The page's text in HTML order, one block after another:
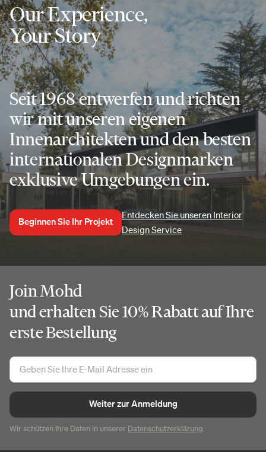
Our Experience,
Your Story
Seit 1968 entwerfen und richten
wir mit unseren eigenen
Innenarchitekten und den besten
internationalen Designmarken
exklusive Umgebungen ein.
Beginnen Sie Ihr Projekt
Entdecken Sie unseren Interior
Design Service
Join Mohd
und erhalten Sie 10% Rabatt auf Ihre
erste Bestellung
Weiter zur Anmeldung
Wir schützen Ihre Daten in unserer Datenschutzerklärung.